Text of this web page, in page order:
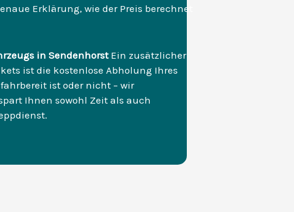
Erklärung, wie der Preis berechnet
in SendenhorstEin zusätzlicher
ist die kostenlose Abholung Ihres
ist oder nicht – wir
Ihnen sowohl Zeit als auch